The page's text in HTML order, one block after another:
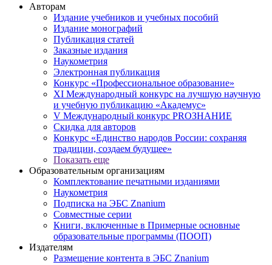
Авторам
Издание учебников и учебных пособий
Издание монографий
Публикация статей
Заказные издания
Наукометрия
Электронная публикация
Конкурс «Профессиональное образование»
XI Международный конкурс на лучшую научную
и учебную публикацию «Академус»
V Международный конкурс PROЗНАНИЕ
Скидка для авторов
Конкурс «Единство народов России: сохраняя
традиции, создаем будущее»
Показать еще
Образовательным организациям
Комплектование печатными изданиями
Наукометрия
Подписка на ЭБС Znanium
Совместные серии
Книги, включенные в Примерные основные
образовательные программы (ПООП)
Издателям
Размещение контента в ЭБС Znanium